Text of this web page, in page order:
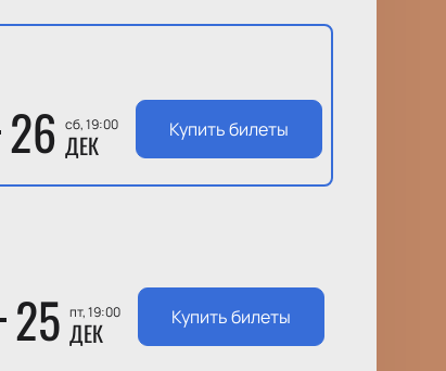
26 сб, 19:00
ДЕК Купить билеты
25 пт, 19:00
ДЕК Купить билеты